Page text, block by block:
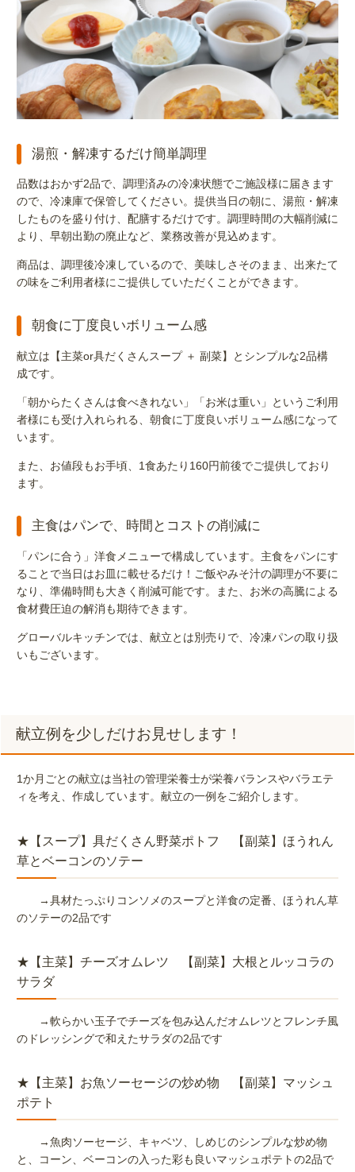
湯煎・解凍するだけ簡単調理
品数はおかず2品で、調理済みの冷凍状態でご施設様に届きます
ので、冷凍庫で保管してください。提供当日の朝に、湯煎・解凍
したものを盛り付け、配膳するだけです。調理時間の大幅削減に
より、早朝出勤の廃止など、業務改善が見込めます。
商品は、調理後冷凍しているので、美味しさそのまま、出来たて
の味をご利用者様にご提供していただくことができます。
朝食に丁度良いボリューム感
献立は【主菜or具だくさんスープ ＋ 副菜】とシンプルな2品構
成です。
「朝からたくさんは食べきれない」「お米は重い」というご利用
者様にも受け入れられる、朝食に丁度良いボリューム感になって
います。
また、お値段もお手頃、1食あたり160円前後でご提供しており
ます。
主食はパンで、時間とコストの削減に
「パンに合う」洋食メニューで構成しています。主食をパンにす
ることで当日はお皿に載せるだけ！ご飯やみそ汁の調理が不要に
なり、準備時間も大きく削減可能です。また、お米の高騰による
食材費圧迫の解消も期待できます。
グローバルキッチンでは、献立とは別売りで、冷凍パンの取り扱
いもございます。
献立例を少しだけお見せします！
1か月ごとの献立は当社の管理栄養士が栄養バランスやバラエテ
ィを考え、作成しています。献立の一例をご紹介します。
★【スープ】具だくさん野菜ポトフ 【副菜】ほうれん
草とベーコンのソテー
→具材たっぷりコンソメのスープと洋食の定番、ほうれん草
のソテーの2品です
★【主菜】チーズオムレツ 【副菜】大根とルッコラの
サラダ
→軟らかい玉子でチーズを包み込んだオムレツとフレンチ風
のドレッシングで和えたサラダの2品です
★【主菜】お魚ソーセージの炒め物 【副菜】マッシュ
ポテト
→魚肉ソーセージ、キャベツ、しめじのシンプルな炒め物
と、コーン、ベーコンの入った彩も良いマッシュポテトの2品で